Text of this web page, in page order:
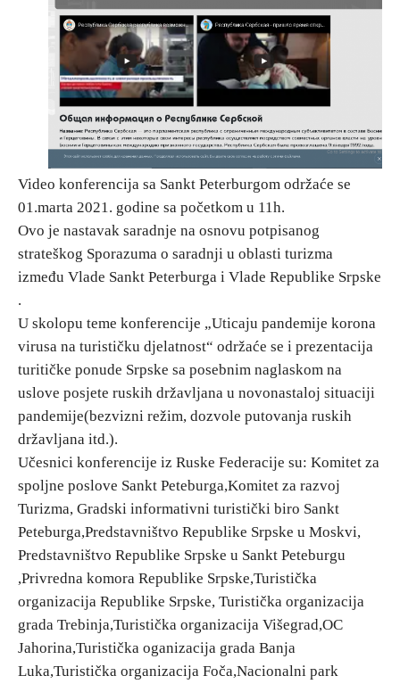
Avantura
Eko turizam
Kulturni turizam
Gastronomija
Lov i ribolov
Seoski turizam
Omladinski turizam
Destinacije
Spisak destinacija
Mapa destinacija
Manifestacije
Smještaj
Multimedija
Foto
Video konferencija sa Sankt Peterburgom održaće se
01.marta 2021. godine sa početkom u 11h.
Ovo je nastavak saradnje na osnovu potpisanog
strateškog Sporazuma o saradnji u oblasti turizma
između Vlade Sankt Peterburga i Vlade Republike Srpske
.
U skolopu teme konferencije „Uticaju pandemije korona
virusa na turističku djelatnost“ održaće se i prezentacija
turitičke ponude Srpske sa posebnim naglaskom na
uslove posjete ruskih državljana u novonastaloj situaciji
pandemije(bezvizni režim, dozvole putovanja ruskih
državljana itd.).
Učesnici konferencije iz Ruske Federacije su: Komitet za
spoljne poslove Sankt Peteburga,Komitet za razvoj
Turizma, Gradski informativni turistički biro Sankt
Peteburga,Predstavništvo Republike Srpske u Moskvi,
Predstavništvo Republike Srpske u Sankt Peteburgu
,Privredna komora Republike Srpske,Turistička
organizacija Republike Srpske, Turistička organizacija
grada Trebinja,Turistička organizacija Višegrad,OC
Jahorina,Turistička oganizacija grada Banja
Luka,Turistička organizacija Foča,Nacionalni park